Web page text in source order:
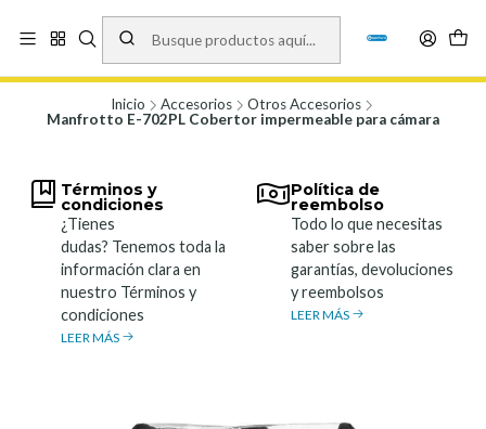
Vísita nuestro local en Los Agustinos 5478, Ñuñoa. Lunes a Viernes 9.30 a
19.00, Sábados 10:00 a 19:00 y Domingos de 10:00 a 17:00
Inicio Accesorios
Otros Accesorios
Manfrotto E-702PL Cobertor impermeable para cámara
Términos y
condiciones
¿Tienes
dudas? Tenemos toda la
información clara en
nuestro Términos y
condiciones
LEER MÁS
Política de
reembolso
Todo lo que necesitas
saber sobre las
garantías, devoluciones
y reembolsos
LEER MÁS